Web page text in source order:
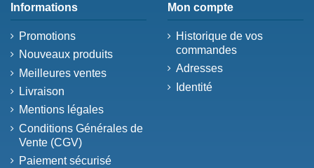
Informations
Promotions
Nouveaux produits
Meilleures ventes
Livraison
Mentions légales
Conditions Générales de
Vente (CGV)
Paiement sécurisé
Mon compte
Historique de vos
commandes
Adresses
Identité